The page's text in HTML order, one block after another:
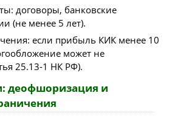
договоры, банковские
(не менее 5 лет).
если прибыль КИК менее 10
может не
25.13-1 НК РФ).
деофшоризация и